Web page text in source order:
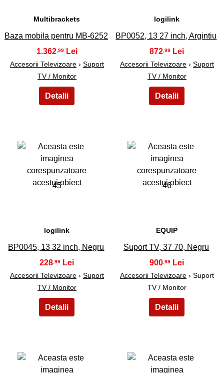
Multibrackets
Baza mobila pentru MB-6252
1.362 ,99
Accesorii Televizoare› Suport
TV / Monitor
logilink
BP0052, 13 27 inch, Argintiu
872 ,99
Accesorii Televizoare› Suport
TV / Monitor
45
logilink
BP0045, 13 32 inch, Negru
228 ,99
Accesorii Televizoare› Suport
TV / Monitor
46
EQUIP
Suport TV, 37 70, Negru
900 ,99
Accesorii Televizoare› Suport
TV / Monitor